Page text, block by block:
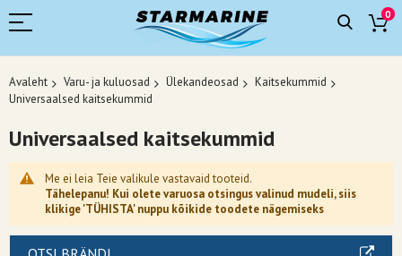
0
Avaleht Varu- ja kuluosad Ülekandeosad
Kaitsekummid
Universaalsed kaitsekummid
Universaalsed kaitsekummid
Me ei leia Teie valikule vastavaid tooteid.
Tähelepanu! Kui olete varuosa otsingus valinud mudeli, siis
klikige 'TÜHISTA' nuppu kõikide toodete nägemiseks